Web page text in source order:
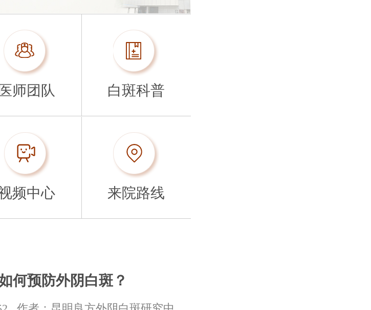
医师团队 白斑科普
频中心 来院路线
何预防外阴白斑？